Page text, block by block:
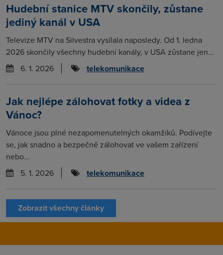
Hudební stanice MTV skončily, zůstane
jediný kanál v USA
Televize MTV na Silvestra vysílala naposledy. Od 1. ledna
2026 skončily všechny hudební kanály, v USA zůstane jen...
6. 1. 2026
telekomunikace
Jak nejlépe zálohovat fotky a videa z
Vánoc?
Vánoce jsou plné nezapomenutelných okamžiků. Podívejte
se, jak snadno a bezpečně zálohovat ve vašem zařízení
nebo...
5. 1. 2026
telekomunikace
Zobrazit všechny články